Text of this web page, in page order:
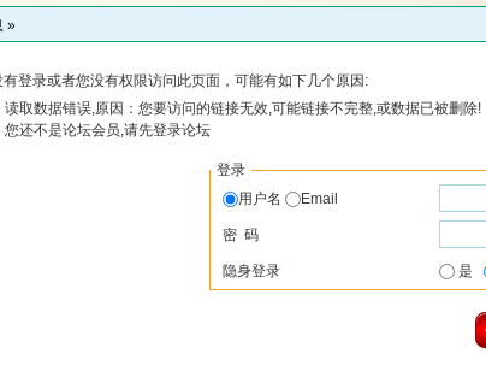
»
有登录或者您没有权限访问此页面，可能有如下几个原因:
读取数据错误,原因：您要访问的链接无效,可能链接不完整,或数据已被删除!
您还不是论坛会员,请先登录论坛
登录
用户名
Email
密 码
隐身登录 是